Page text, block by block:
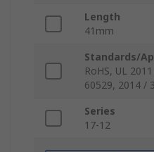
Length
41mm
Standards/
RoHS, UL
60529, 2014 /
Series
17-12